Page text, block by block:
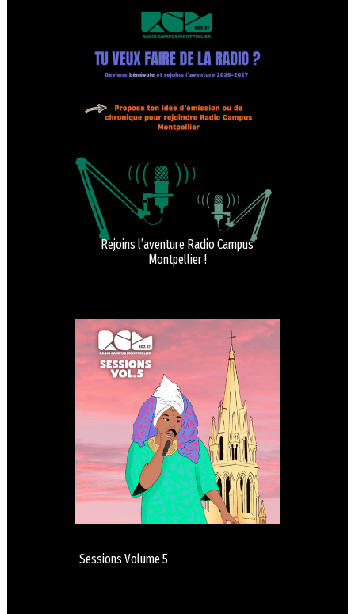
Rejoins l’aventure Radio Campus
Montpellier !
Sessions Volume 5